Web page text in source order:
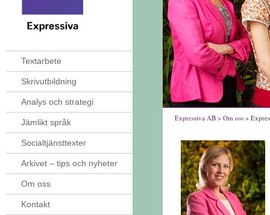
Textarbete
Skrivutbildning
Analys och strategi
Jämlikt språk
Socialtjänsttexter
Arkivet – tips och nyheter
Om oss
Kontakt
Expressiva AB > Om oss >